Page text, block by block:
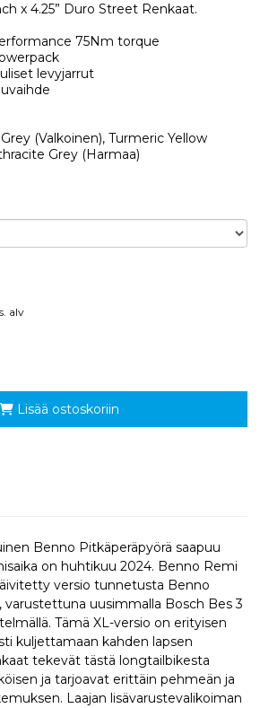
x 4.25” Duro Street Renkaat.
75Nm torque
levyjarrut
(Valkoinen), Turmeric Yellow
Grey (Harmaa)
alv
Lisää ostoskoriin
Benno Pitkäperäpyörä saapuu
on huhtikuu 2024. Benno Remi
versio tunnetusta Benno
varustettuna uusimmalla Bosch Bes 3
Tämä XL-versio on erityisen
kuljettamaan kahden lapsen
tekevät tästä longtailbikesta
ja tarjoavat erittäin pehmeän ja
Laajan lisävarustevalikoiman